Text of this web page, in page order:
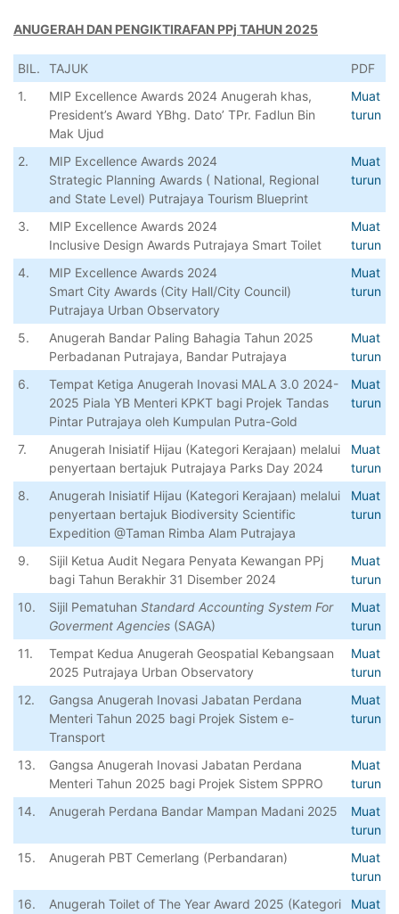
ANUGERAH DAN PENGIKTIRAFAN PPj TAHUN 2025
BIL. TAJUK
PDF
1.
MIP Excellence Awards 2024 Anugerah khas,
President’s Award YBhg. Dato’ TPr. Fadlun Bin
Mak Ujud
Muat
turun
2.
MIP Excellence Awards 2024
Strategic Planning Awards ( National, Regional
and State Level) Putrajaya Tourism Blueprint
Muat
turun
3.
MIP Excellence Awards 2024
Inclusive Design Awards Putrajaya Smart Toilet
Muat
turun
4.
MIP Excellence Awards 2024
Smart City Awards (City Hall/City Council)
Putrajaya Urban Observatory
Muat
turun
5.
Anugerah Bandar Paling Bahagia Tahun 2025
Perbadanan Putrajaya, Bandar Putrajaya
Muat
turun
6.
Tempat Ketiga Anugerah Inovasi MALA 3.0 2024-
2025 Piala YB Menteri KPKT bagi Projek Tandas
Pintar Putrajaya oleh Kumpulan Putra-Gold
Muat
turun
7.
Anugerah Inisiatif Hijau (Kategori Kerajaan) melalui
penyertaan bertajuk Putrajaya Parks Day 2024
Muat
turun
8.
Anugerah Inisiatif Hijau (Kategori Kerajaan) melalui
penyertaan bertajuk Biodiversity Scientific
Expedition @Taman Rimba Alam Putrajaya
Muat
turun
9.
Sijil Ketua Audit Negara Penyata Kewangan PPj
bagi Tahun Berakhir 31 Disember 2024
Muat
turun
10.
Sijil Pematuhan Standard Accounting System For
Goverment Agencies (SAGA)
Muat
turun
11.
Tempat Kedua Anugerah Geospatial Kebangsaan
2025 Putrajaya Urban Observatory
Muat
turun
12.
Gangsa Anugerah Inovasi Jabatan Perdana
Menteri Tahun 2025 bagi Projek Sistem e-
Transport
Muat
turun
13.
Gangsa Anugerah Inovasi Jabatan Perdana
Menteri Tahun 2025 bagi Projek Sistem SPPRO
Muat
turun
14.
Anugerah Perdana Bandar Mampan Madani 2025
Muat
turun
15.
Anugerah PBT Cemerlang (Perbandaran)
Muat
turun
16.
Anugerah Toilet of The Year Award 2025 (Kategori
Muat